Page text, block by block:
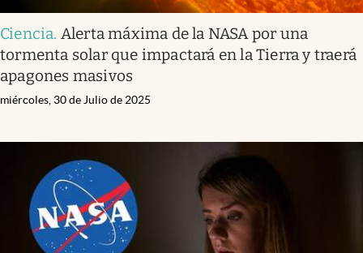
Ciencia. Alerta máxima de la NASA por una
tormenta solar que impactará en la Tierra y traerá
apagones masivos
miércoles, 30 de Julio de 2025